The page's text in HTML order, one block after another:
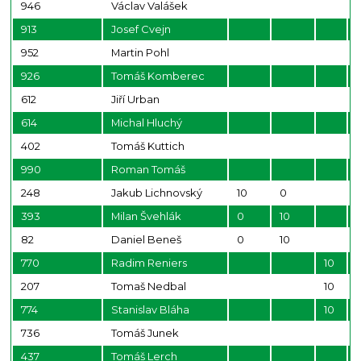
946
Václav Valášek
913
Josef Cvejn
952
Martin Pohl
926
Tomáš Komberec
612
Jiří Urban
614
Michal Hluchý
402
Tomáš Kuttich
990
Roman Tomáš
248
Jakub Lichnovský 10
0
393
Milan Švehlák 0
10
82
Daniel Beneš 0
10
770
Radim Reniers 10
207
Tomaš Nedbal 10
774
Stanislav Bláha 10
736
Tomáš Junek
437
Tomáš Lerch